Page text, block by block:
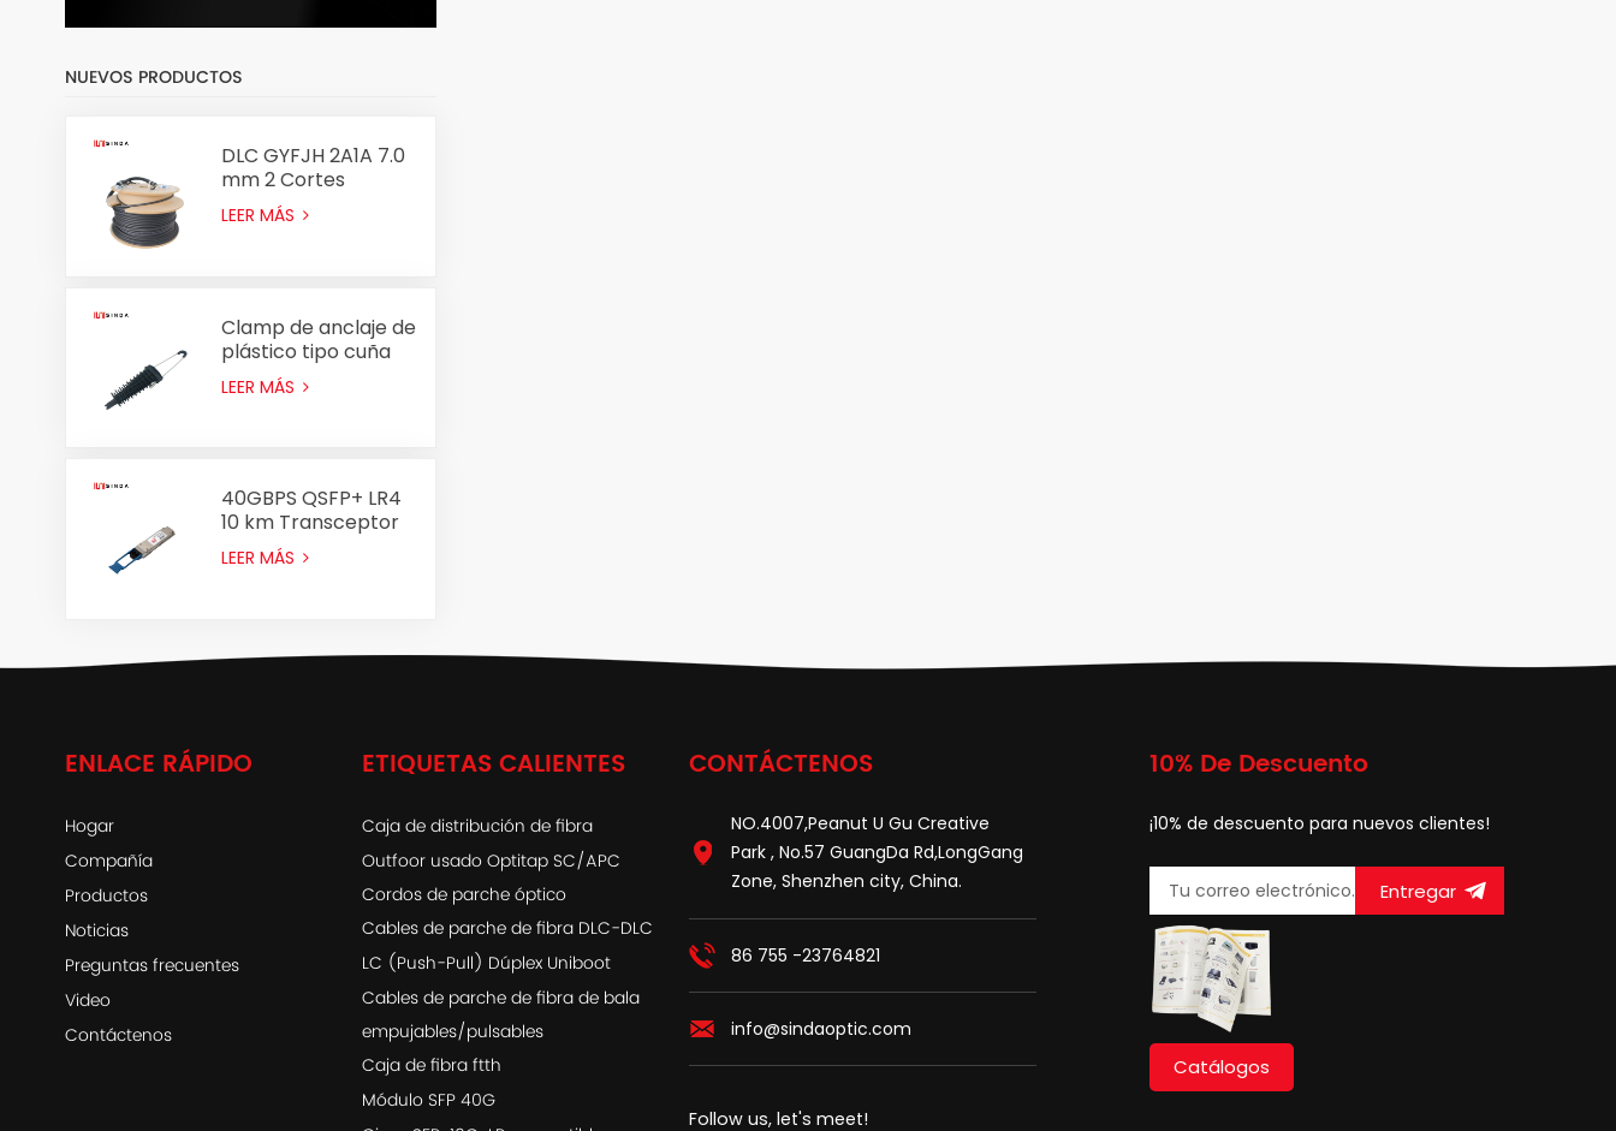
NUEVOS PRODUCTOS
DLC GYFJH 2A1A 7.0
mm 2 Cortes
Conjunto de cable
óptico Fiber
LEER MÁS
Clamp de anclaje de
plástico tipo cuña
Clamp PA2000
PA2000 para cable
LEER MÁS
40GBPS QSFP+ LR4
10 km Transceptor
óptico
LEER MÁS
ENLACE RÁPIDO
Hogar
Compañía
Productos
Noticias
Preguntas frecuentes
Video
Contáctenos
ETIQUETAS CALIENTES
Caja de distribución de fibra
Outfoor usado Optitap SC/APC
Cordos de parche óptico
Cables de parche de fibra DLC-DLC
LC (Push-Pull) Dúplex Uniboot
Cables de parche de fibra de bala
empujables/pulsables
Caja de fibra ftth
Módulo SFP 40G
CONTÁCTENOS
NO.4007,Peanut U Gu Creative
Park , No.57 GuangDa Rd,LongGang
Zone, Shenzhen city, China.
86 755 -23764821
info@sindaoptic.com
Follow us, let's meet!
10% De Descuento
¡10% de descuento para nuevos clientes!
Entregar
Catálogos